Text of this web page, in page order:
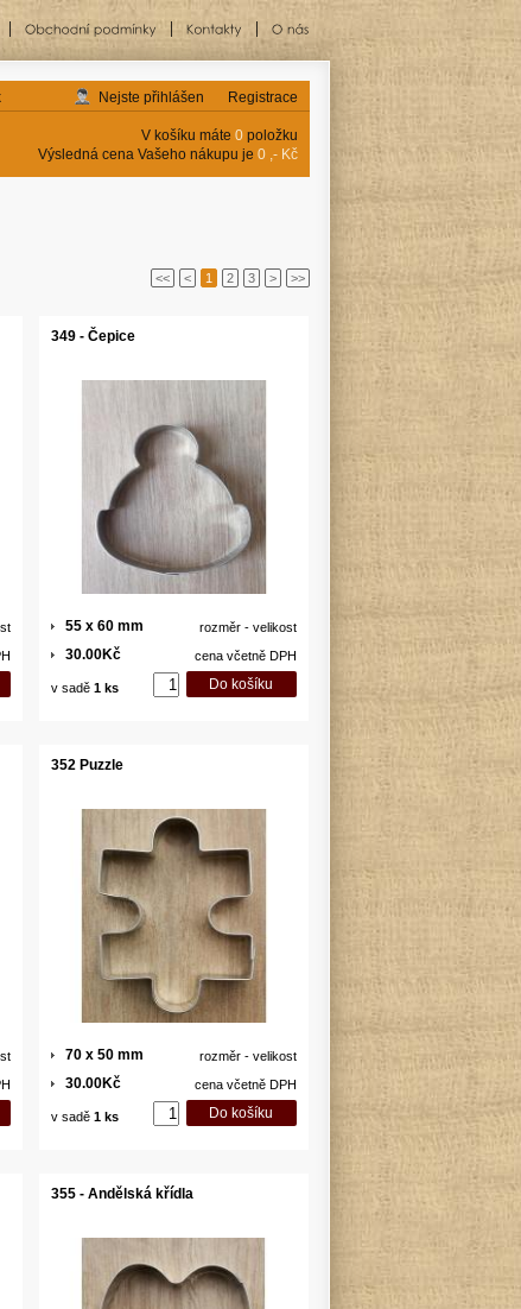
Registrace
Nejste přihlášen
V košíku máte 0 položku
Výsledná cena Vašeho nákupu je 0 ,- Kč
<< < 1 2 3 > >>
349 - Čepice
rozměr - velikost
55 x 60 mm
cena včetně DPH
30.00Kč
v sadě 1 ks
352 Puzzle
rozměr - velikost
70 x 50 mm
cena včetně DPH
30.00Kč
v sadě 1 ks
355 - Andělská křídla